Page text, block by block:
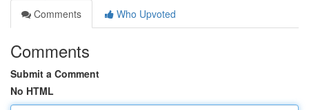
Comments
Who Upvoted
Comments
Submit a Comment
No HTML